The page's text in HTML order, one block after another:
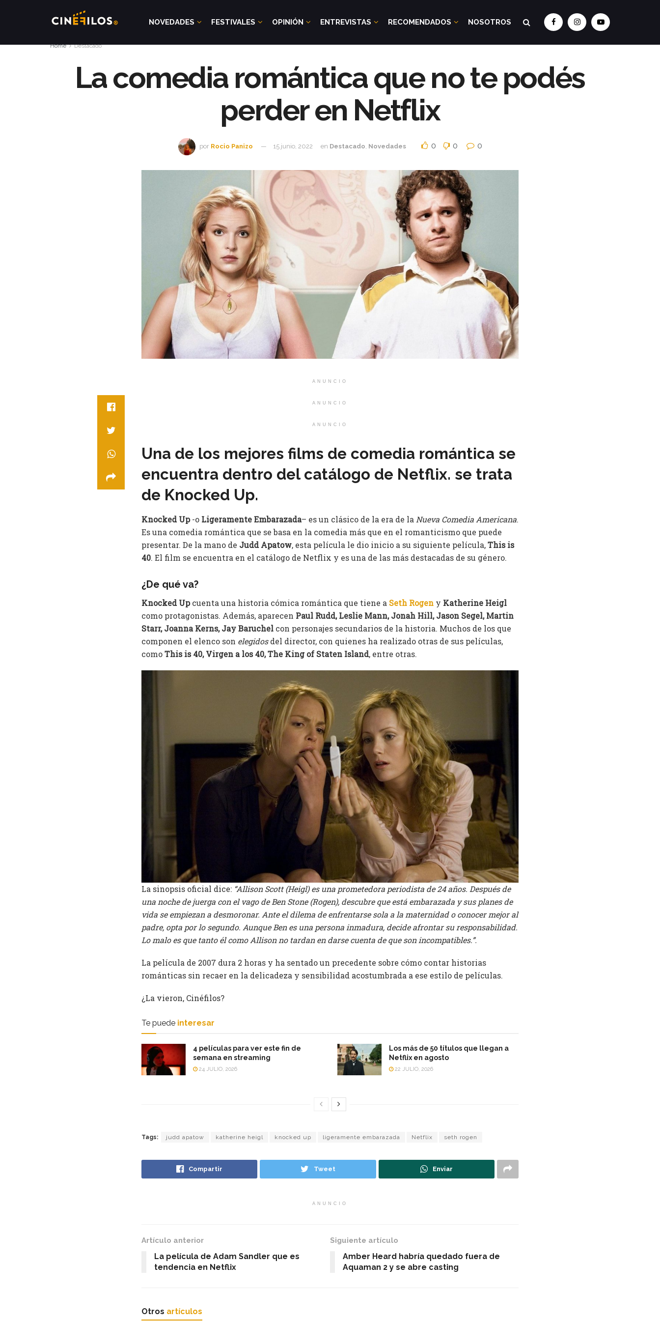
NOVEDADES FESTIVALES OPINIÓN ENTREVISTAS RECOMENDADOS NOSOTROS
Home Destacado
La comedia romántica que no te podés
perder en Netflix
por Rocio Panizo 15 junio, 2022 en Destacado Novedades 0 0 0
ANUNCIO
ANUNCIO
ANUNCIO
Una de los mejores films de comedia romántica se
encuentra dentro del catálogo de Netflix. se trata
de Knocked Up.
Knocked Up-o Ligeramente Embarazada– es un clásico de la era de la Nueva Comedia Americana.
Es una comedia romántica que se basa en la comedia más que en el romanticismo que puede
presentar. De la mano de Judd Apatow, esta película le dio inicio a su siguiente película,This is
40. El film se encuentra en el catálogo de Netflix y es una de las más destacadas de su género.
¿De qué va?
Knocked Upcuenta una historia cómica romántica que tiene a Seth Rogen y Katherine Heigl
como protagonistas. Además, aparecen Paul Rudd, Leslie Mann, Jonah Hill, Jason Segel, Martin
Starr, Joanna Kerns, Jay Baruchel con personajes secundarios de la historia. Muchos de los que
componen el elenco son elegidosdel director, con quienes ha realizado otras de sus películas,
comoThis is 40, Virgen a los 40, The King of Staten Island, entre otras.
La sinopsis oficial dice: “Allison Scott (Heigl) es una prometedora periodista de 24 años. Después de
una noche de juerga con el vago de Ben Stone (Rogen), descubre que está embarazada y sus planes de
vida se empiezan a desmoronar. Ante el dilema de enfrentarse sola a la maternidad o conocer mejor al
padre, opta por lo segundo. Aunque Ben es una persona inmadura, decide afrontar su responsabilidad.
Lo malo es que tanto él como Allison no tardan en darse cuenta de que son incompatibles.”.
La película de 2007 dura 2 horas y ha sentado un precedente sobre cómo contar historias
románticas sin recaer en la delicadeza y sensibilidad acostumbrada a ese estilo de películas.
¿La vieron, Cinéfilos?
Te puede interesar
4 películas para ver este fin de
semana en streaming
24 JULIO, 2026
Los más de 50 títulos que llegan a
Netflix en agosto
22 JULIO, 2026
Tags: judd apatow katherine heigl knocked up ligeramente embarazada Netflix seth rogen
Compartir Tweet Enviar
ANUNCIO
Artículo anterior
La película de Adam Sandler que es
tendencia en Netflix
Siguiente artículo
Amber Heard habría quedado fuera de
Aquaman 2 y se abre casting
Otros artículos